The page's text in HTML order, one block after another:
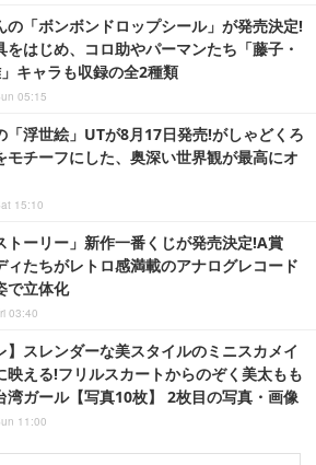
の「ボンボンドロップシール」が発売決定!
をはじめ、コロ助やパーマンたち「藤子・
キャラも収録の全2種類
05:15
「浮世絵」UTが8月17日発売!がしゃどくろ
モチーフにした、奥深い世界観が最高にオ
15:10
トーリー」新作一番くじが発売決定!A賞
ィたちがレトロ感満載のアナログレコード
で立体化
03:40
】スレンダーな美スタイルのミニスカメイ
映える!フリルスカートからのぞく美太もも
湾ガール【写真10枚】 2枚目の写真・画像
11:00